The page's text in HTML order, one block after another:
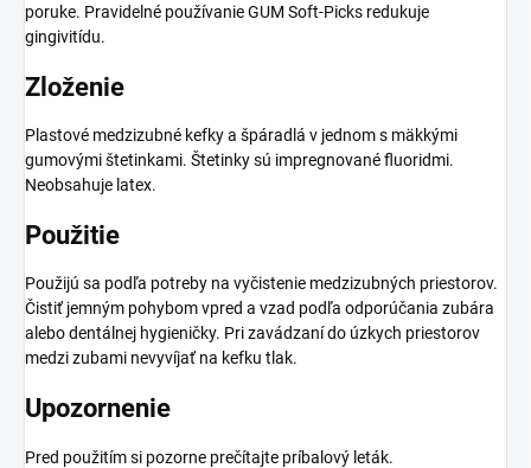
poruke. Pravidelné používanie GUM Soft-Picks redukuje
gingivitídu.
Zloženie
Plastové medzizubné kefky a špáradlá v jednom s mäkkými
gumovými štetinkami. Štetinky sú impregnované fluoridmi.
Neobsahuje latex.
Použitie
Použijú sa podľa potreby na vyčistenie medzizubných priestorov.
Čistiť jemným pohybom vpred a vzad podľa odporúčania zubára
alebo dentálnej hygieničky. Pri zavádzaní do úzkych priestorov
medzi zubami nevyvíjať na kefku tlak.
Upozornenie
Pred použitím si pozorne prečítajte príbalový leták.